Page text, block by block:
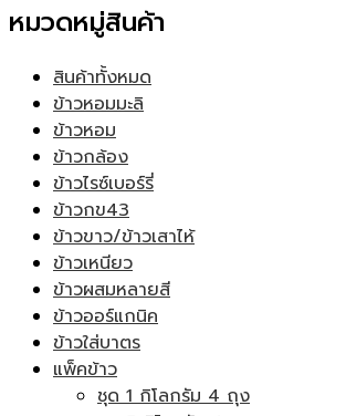
หมวดหมู่สินค้า
สินค้าทั้งหมด
ข้าวหอมมะลิ
ข้าวหอม
ข้าวกล้อง
ข้าวไรซ์เบอร์รี่
ข้าวกข43
ข้าวขาว/ข้าวเสาไห้
ข้าวเหนียว
ข้าวผสมหลายสี
ข้าวออร์แกนิค
ข้าวใส่บาตร
แพ็คข้าว
ชุด 1 กิโลกรัม 4 ถุง